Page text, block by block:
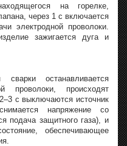
на горелке,
через 1 с включается
электродной проволоки.
зажигается дуга и
останавливается
проволоки, происходят
с выключаются источник
напряжение со
подача защитного газа), и
обеспечивающее